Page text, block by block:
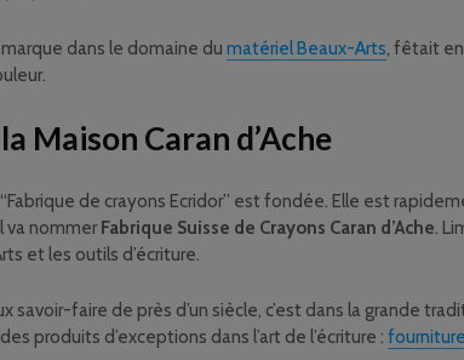
marque dans le domaine du matériel Beaux-Arts, fêtait en
Maison Caran d’Ache
“Fabrique de crayons Ecridor” est fondée. Elle est
va nommerFabrique Suisse de Crayons Caran d’Ache.
et les outils d’écriture.
savoir-faire de près d’un siècle, c’est dans la grande
produits d’exceptions dans l’art de l’écriture :